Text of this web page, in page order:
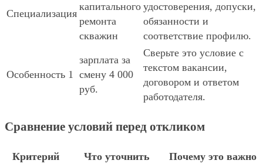
Специализация
капитального
ремонта
скважин
удостоверения, допуски,
обязанности и
соответствие профилю.
Особенность 1
зарплата за
смену 4 000
руб.
Сверьте это условие с
текстом вакансии,
договором и ответом
работодателя.
Сравнение условий перед откликом
Критерий Что уточнить Почему это важно